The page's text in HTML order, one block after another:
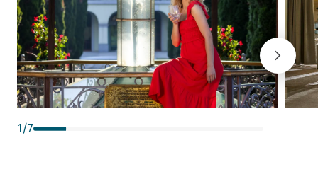
1/7